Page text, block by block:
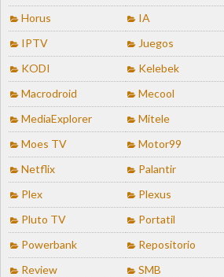
Horus
IA
IPTV
Juegos
KODI
Kelebek
Macrodroid
Mecool
MediaExplorer
Mitele
Moes TV
Motor99
Netflix
Palantir
Plex
Plexus
Pluto TV
Portatil
Powerbank
Repositorio
Review
SMB